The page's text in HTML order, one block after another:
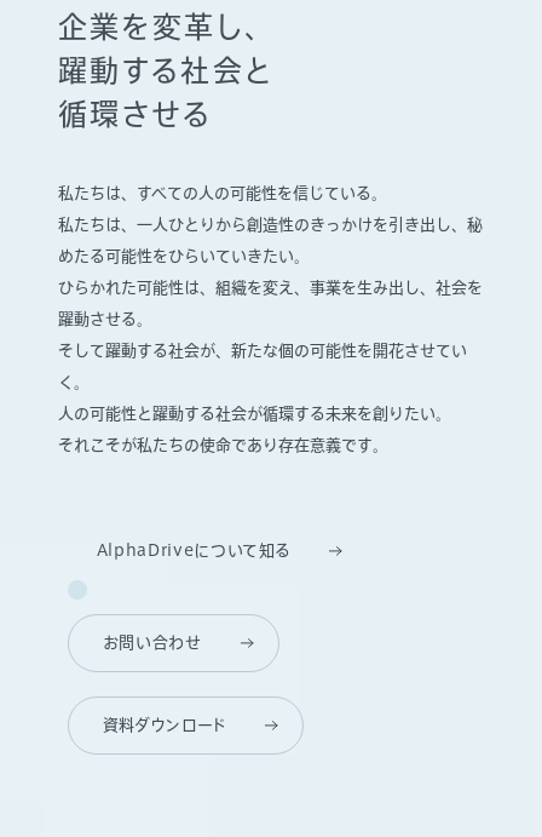
企業を変革し、
躍動する社会と
循環させる
私たちは、すべての人の可能性を信じている。
私たちは、一人ひとりから創造性のきっかけを引き出し、 秘
めたる可能性をひらいていきたい。
ひらかれた可能性は、組織を変え、事業を生み出し、社会を
躍動させる。
そして躍動する社会が、新たな個の可能性を開花させてい
く。
人の可能性と躍動する社会が循環する未来を創りたい。
それこそが私たちの使命であり存在意義です。
AlphaDriveについて知る
お問い合わせ
資料ダウンロード